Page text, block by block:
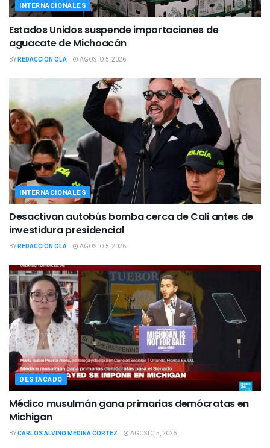
INTERNACIONALES
Estados Unidos suspende importaciones de
aguacate de Michoacán
BYREDACCION OLA AGOSTO 5, 2026
INTERNACIONALES
Desactivan autobús bomba cerca de Cali antes de
investidura presidencial
BYREDACCION OLA AGOSTO 5, 2026
DESTACADO
Médico musulmán gana primarias demócratas en
Michigan
BYCARLOS ALVINO MEDINA CORTEZ AGOSTO 5, 2026